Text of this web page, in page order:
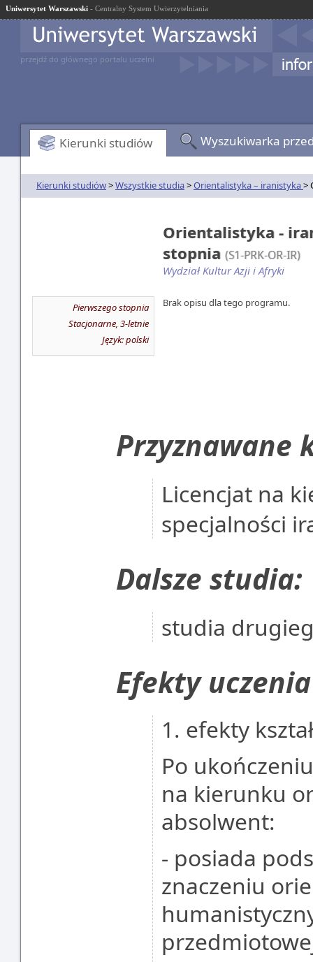
Uniwersytet Warszawski - Centralny System Uwierzytelniania
przejdź do głównego portalu uczelni
Kierunki studiów Wyszukiwarka
Kierunki studiów>Wszystkie studia>Orientalistyka – iranistyka>
Orientalistyka -
stopnia (S1-PRK-OR-IR)
Wydział Kultur Azji i Afryki
Pierwszego stopnia
Stacjonarne, 3-letnie
Język: polski
Brak opisu dla tego programu.
Przyznawane
Licencjat na
specjalności
Dalsze studia:
studia
Efekty
1. efekty
Po
na kierunku
absolwent:
- posiada
znaczeniu